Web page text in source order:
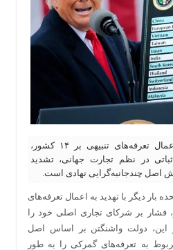
تصمیم ایالات متحده برای اعمال تعرفه‌های تنبیهی بر ۱۴ کشور،
در نظم تجارت جهانی، تشدید
اصل چندجانبه‌گرایی نهادی است.
بار دیگر با تهدید به اعمال تعرفه‌های
واردات از ۱۴ کشور، فشار بر شرکای تجاری اصلی خود را
این، دولت واشنگتن بر اساس اصل
به تعرفه‌های گمرکی را به طور